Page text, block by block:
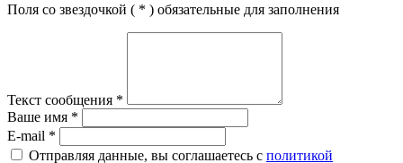
Поля со звездочкой ( * ) обязательные для заполнения
Текст сообщения *
Ваше имя *
E-mail *
Отправляя данные, вы соглашаетесь с политикой